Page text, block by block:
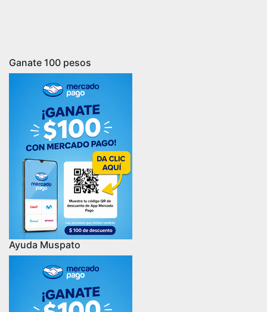
Ganate 100 pesos
Ayuda Muspato